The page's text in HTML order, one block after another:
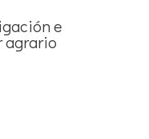
e
agrario